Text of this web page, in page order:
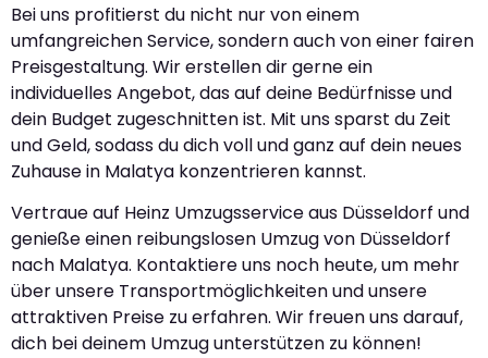
Bei uns profitierst du nicht nur von einem
umfangreichen Service, sondern auch von einer fairen
Preisgestaltung. Wir erstellen dir gerne ein
individuelles Angebot, das auf deine Bedürfnisse und
dein Budget zugeschnitten ist. Mit uns sparst du Zeit
und Geld, sodass du dich voll und ganz auf dein neues
Zuhause in Malatya konzentrieren kannst.
Vertraue auf Heinz Umzugsservice aus Düsseldorf und
genieße einen reibungslosen Umzug von Düsseldorf
nach Malatya. Kontaktiere uns noch heute, um mehr
über unsere Transportmöglichkeiten und unsere
attraktiven Preise zu erfahren. Wir freuen uns darauf,
dich bei deinem Umzug unterstützen zu können!